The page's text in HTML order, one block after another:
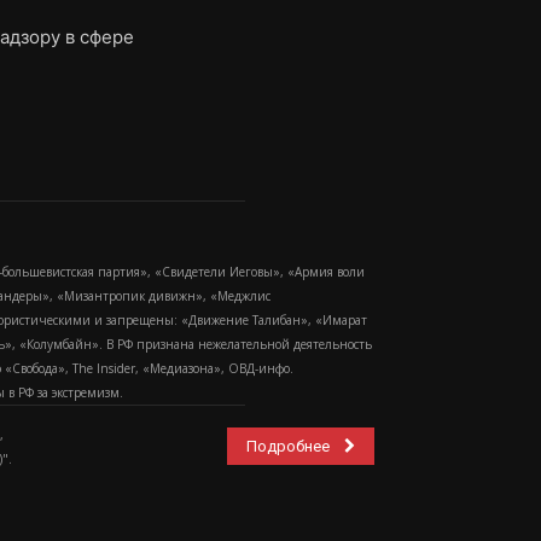
в сфере
партия», «Свидетели Иеговы», «Армия воли
«Мизантропик дивижн», «Меджлис
и запрещены: «Движение Талибан», «Имарат
«Колумбайн». В РФ признана нежелательной деятельность
The Insider, «Медиазона», ОВД-инфо.
РФ за экстремизм.
Подробнее